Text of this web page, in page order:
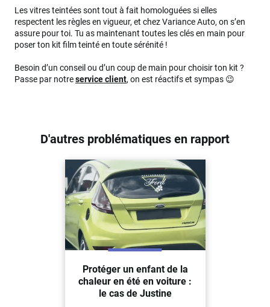
Les vitres teintées sont tout à fait homologuées si elles
respectent les règles en vigueur, et chez Variance Auto, on s’en
assure pour toi. Tu as maintenant toutes les clés en main pour
poser ton kit film teinté en toute sérénité !
Besoin d’un conseil ou d’un coup de main pour choisir ton kit ?
Passe par notreservice client, on est réactifs et sympas 😉
D'autres problématiques en rapport
Protéger un enfant de la
chaleur en été en voiture :
le cas de Justine